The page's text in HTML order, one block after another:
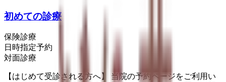
初めての診療
保険診療
日時指定予約
対面診療
【はじめて受診される方へ】 当院の予約ページをご利用い